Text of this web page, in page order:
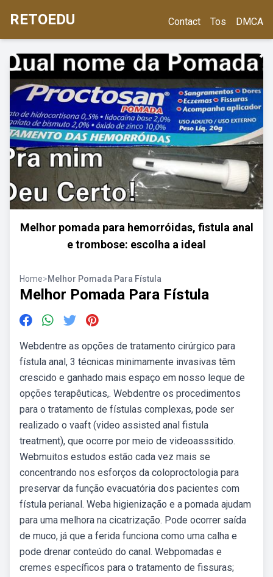
RETOEDU Contact Tos DMCA
Melhor pomada para hemorróidas, fistula anal
e trombose: escolha a ideal
Home>Melhor Pomada Para Fístula
Melhor Pomada Para Fístula
Webdentre as opções de tratamento cirúrgico para
fístula anal, 3 técnicas minimamente invasivas têm
crescido e ganhado mais espaço em nosso leque de
opções terapêuticas,. Webdentre os procedimentos
para o tratamento de fístulas complexas, pode ser
realizado o vaaft (video assisted anal fistula
treatment), que ocorre por meio de videoasssitido.
Webmuitos estudos estão cada vez mais se
concentrando nos esforços da coloproctologia para
preservar da função evacuatória dos pacientes com
fístula perianal. Weba higienização e a pomada ajudam
para uma melhora na cicatrização. Pode ocorrer saída
de muco, já que a ferida funciona como uma calha e
pode drenar conteúdo do canal. Webpomadas e
cremes específicos para o tratamento de fissuras;